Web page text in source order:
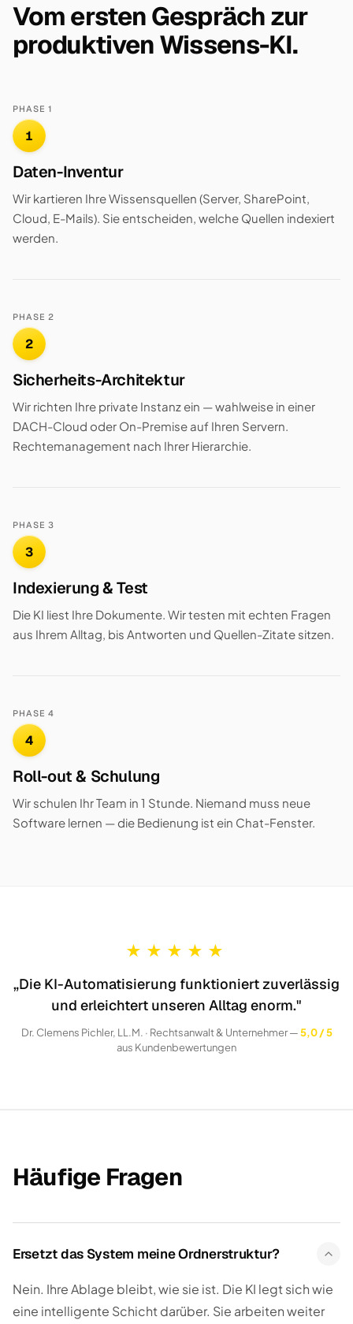
Vom ersten Gespräch zur
produktiven Wissens-KI.
PHASE 1
1
Daten-Inventur
Wir kartieren Ihre Wissensquellen (Server, SharePoint,
Cloud, E-Mails). Sie entscheiden, welche Quellen indexiert
werden.
PHASE 2
2
Sicherheits-Architektur
Wir richten Ihre private Instanz ein — wahlweise in einer
DACH-Cloud oder On-Premise auf Ihren Servern.
Rechtemanagement nach Ihrer Hierarchie.
PHASE 3
3
Indexierung & Test
Die KI liest Ihre Dokumente. Wir testen mit echten Fragen
aus Ihrem Alltag, bis Antworten und Quellen-Zitate sitzen.
PHASE 4
4
Roll-out & Schulung
Wir schulen Ihr Team in 1 Stunde. Niemand muss neue
Software lernen — die Bedienung ist ein Chat-Fenster.
★ ★ ★ ★ ★
„Die KI-Automatisierung funktioniert zuverlässig
und erleichtert unseren Alltag enorm."
Dr. Clemens Pichler, LL.M. · Rechtsanwalt & Unternehmer —5,0 / 5
aus Kundenbewertungen
Häufige Fragen
Ersetzt das System meine Ordnerstruktur?
Nein. Ihre Ablage bleibt, wie sie ist. Die KI legt sich wie
eine intelligente Schicht darüber. Sie arbeiten weiter